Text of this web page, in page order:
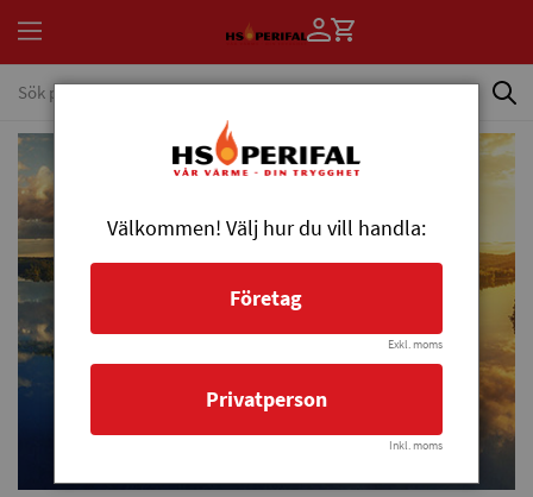
Välkommen! Välj hur du vill handla:
Företag
Exkl. moms
Privatperson
Inkl. moms